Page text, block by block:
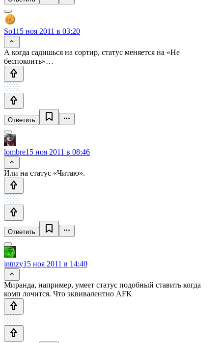
So115 ноя 2011 в 03:20
А когда садишься на сортир, статус меняется на «Не
беспокоить»…
Ответить
lombre15 ноя 2011 в 08:46
Или на статус «Читаю».
Ответить
intnzy15 ноя 2011 в 14:40
Миранда, например, умеет статус подобный ставить когда
комп лочится. Что эквивалентно AFK